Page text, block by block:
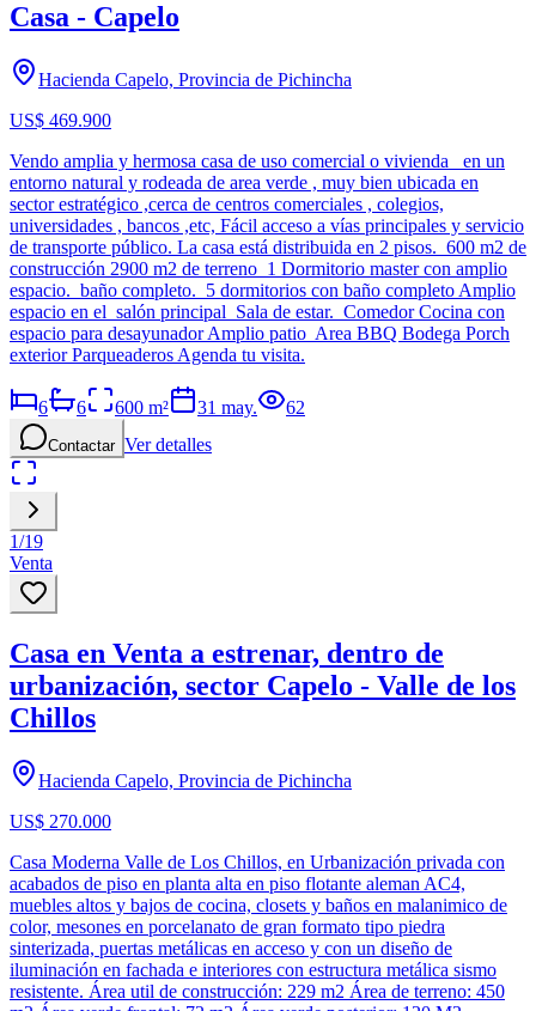
Casa - Capelo
Hacienda Capelo, Provincia de Pichincha
US$ 469.900
Vendo amplia y hermosa casa de uso comercial o vivienda en un
entorno natural y rodeada de area verde , muy bien ubicada en
sector estratégico ,cerca de centros comerciales , colegios,
universidades , bancos ,etc, Fácil acceso a vías principales y servicio
de transporte público. La casa está distribuida en 2 pisos. 600 m2 de
construcción 2900 m2 de terreno 1 Dormitorio master con amplio
espacio. baño completo. 5 dormitorios con baño completo Amplio
espacio en el salón principal Sala de estar. Comedor Cocina con
espacio para desayunador Amplio patio Area BBQ Bodega Porch
exterior Parqueaderos Agenda tu visita.
6 6 600 m² 31 may. 62
Contactar Ver detalles
1/19
Venta
Casa en Venta a estrenar, dentro de
urbanización, sector Capelo - Valle de los
Chillos
Hacienda Capelo, Provincia de Pichincha
US$ 270.000
Casa Moderna Valle de Los Chillos, en Urbanización privada con
acabados de piso en planta alta en piso flotante aleman AC4,
muebles altos y bajos de cocina, closets y baños en malanimico de
color, mesones en porcelanato de gran formato tipo piedra
sinterizada, puertas metálicas en acceso y con un diseño de
iluminación en fachada e interiores con estructura metálica sismo
resistente. Área util de construcción: 229 m2 Área de terreno: 450